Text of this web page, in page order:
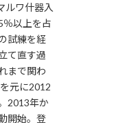
ルワ什器入
以上を占
試練を経
て直す過
まで関わ
元に2012
2013年か
開始。登